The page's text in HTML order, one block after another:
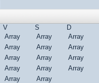
V S
D
Array Array
Array
Array Array
Array
Array Array
Array
Array Array
Array
Array Array